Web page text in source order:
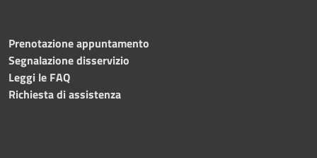
Prenotazione appuntamento
Segnalazione disservizio
Leggi le FAQ
Richiesta di assistenza